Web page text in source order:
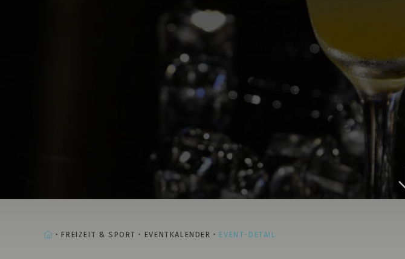
STARTSEITE
FREIZEIT & SPORT EVENTKALENDER EVENT-DETAIL